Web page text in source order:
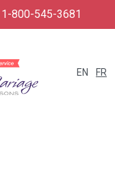
EN FR
1-800-545-3681